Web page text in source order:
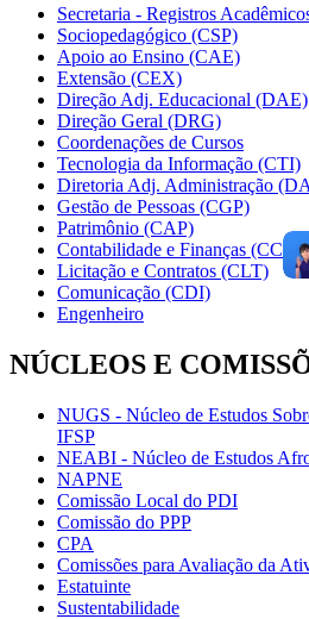
Secretaria - Registros
Sociopedagógico (CSP)
Apoio ao Ensino (CAE)
Extensão (CEX)
Direção Adj. Educacional (DAE)
Direção Geral (DRG)
Coordenações de Cursos
Tecnologia da Informação (CTI)
Diretoria Adj. Administração
Gestão de Pessoas (CGP)
Patrimônio (CAP)
Contabilidade e Finanças (CCF)
Licitação e Contratos (CLT)
Comunicação (CDI)
Engenheiro
NÚCLEOS E
NUGS - Núcleo de Estudos
IFSP
NEABI - Núcleo de Estudos
NAPNE
Comissão Local do PDI
Comissão do PPP
CPA
Comissões para Avaliação da
Estatuinte
Sustentabilidade